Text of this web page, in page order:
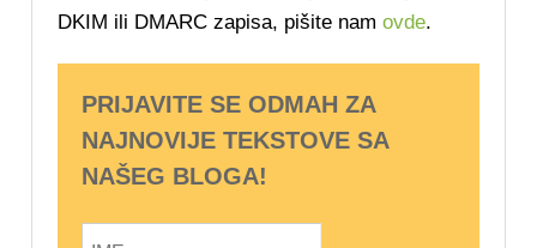
DKIM ili DMARC zapisa, pišite namovde.
PRIJAVITE SE ODMAH ZA
NAJNOVIJE TEKSTOVE SA
NAŠEG BLOGA!